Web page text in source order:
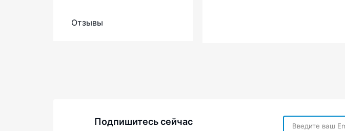
Отзывы
Подпишитесь сейчас